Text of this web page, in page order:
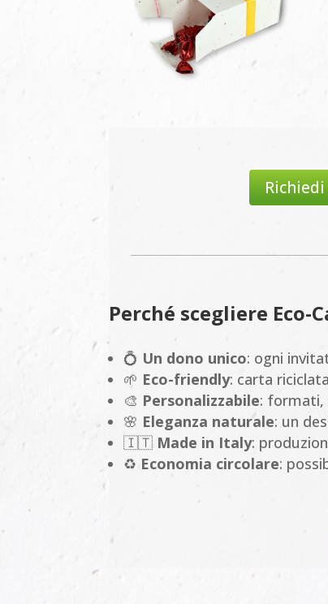
Perché scegliere
💍 Un dono unico: ogni
🌱 Eco-friendly: carta
🎨 Personalizzabile: formati,
🌸 Eleganza naturale: un
🇮🇹 Made in Italy:
♻️ Economia circolare: